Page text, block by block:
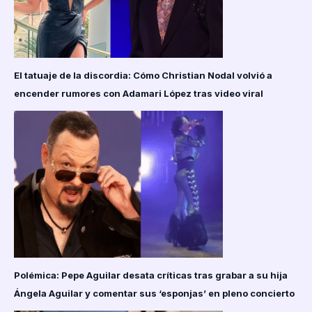
respuesta
tardía
El tatuaje de la discordia: Cómo Christian Nodal volvió a
encender rumores con Adamari López tras video viral
Polémica: Pepe Aguilar desata críticas tras grabar a su hija
Ángela Aguilar y comentar sus ‘esponjas’ en pleno concierto